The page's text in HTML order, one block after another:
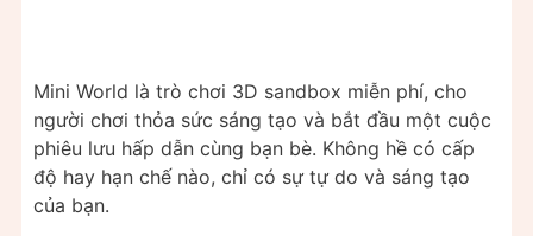
Mini World là trò chơi 3D sandbox miễn phí, cho
người chơi thỏa sức sáng tạo và bắt đầu một cuộc
phiêu lưu hấp dẫn cùng bạn bè. Không hề có cấp
độ hay hạn chế nào, chỉ có sự tự do và sáng tạo
của bạn.